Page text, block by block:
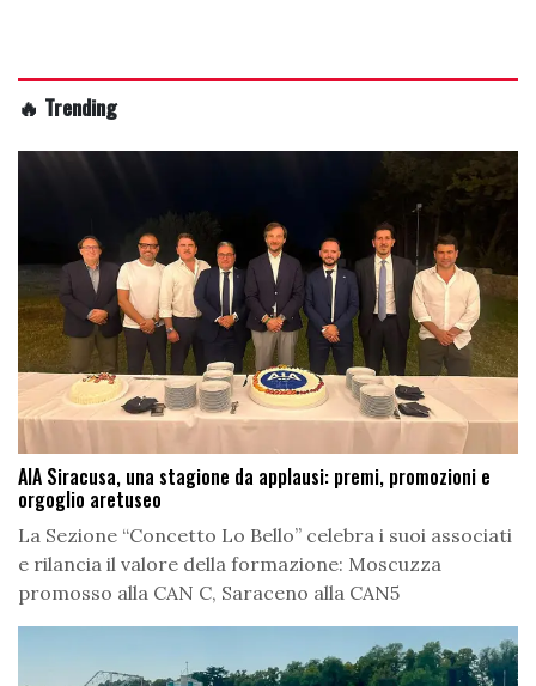
🔥 Trending
AIA Siracusa, una stagione da applausi: premi, promozioni e
orgoglio aretuseo
La Sezione “Concetto Lo Bello” celebra i suoi associati
e rilancia il valore della formazione: Moscuzza
promosso alla CAN C, Saraceno alla CAN5